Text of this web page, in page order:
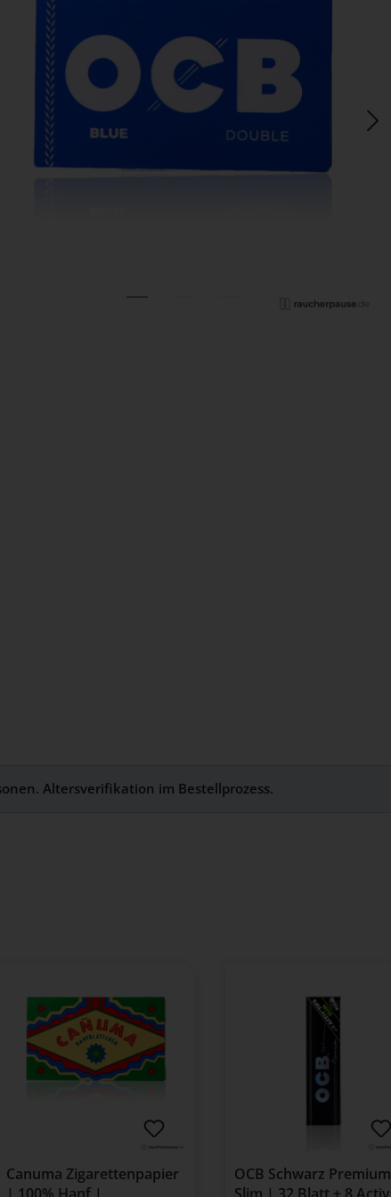
Altersverifikation im Bestellprozess.
Canuma Zigarettenpapier
OCB Schwarz Premium